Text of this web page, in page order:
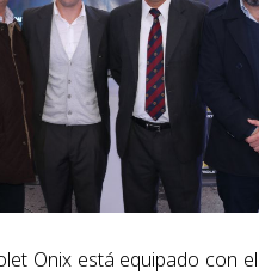
Onix está equipado con